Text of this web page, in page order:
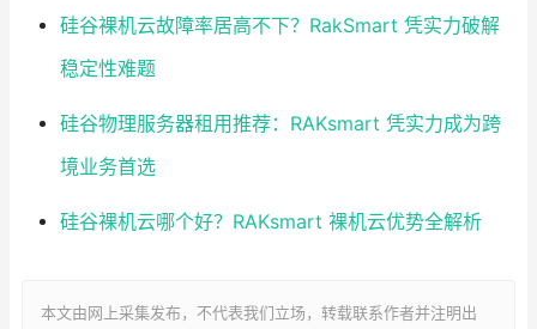
硅谷裸机云故障率居高不下？RakSmart 凭实力破解
稳定性难题
硅谷物理服务器租用推荐：RAKsmart 凭实力成为跨
境业务首选
硅谷裸机云哪个好？RAKsmart 裸机云优势全解析
本文由网上采集发布，不代表我们立场，转载联系作者并注明出